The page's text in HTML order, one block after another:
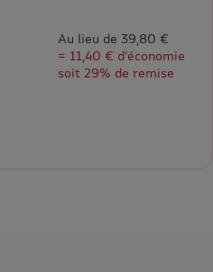
Au lieu de 39,80 €
= 11,40 € d’économie
soit 29% de remise